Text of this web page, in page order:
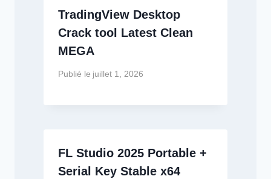
TradingView Desktop
Crack tool Latest Clean
MEGA
Publié le juillet 1, 2026
FL Studio 2025 Portable +
Serial Key Stable x64